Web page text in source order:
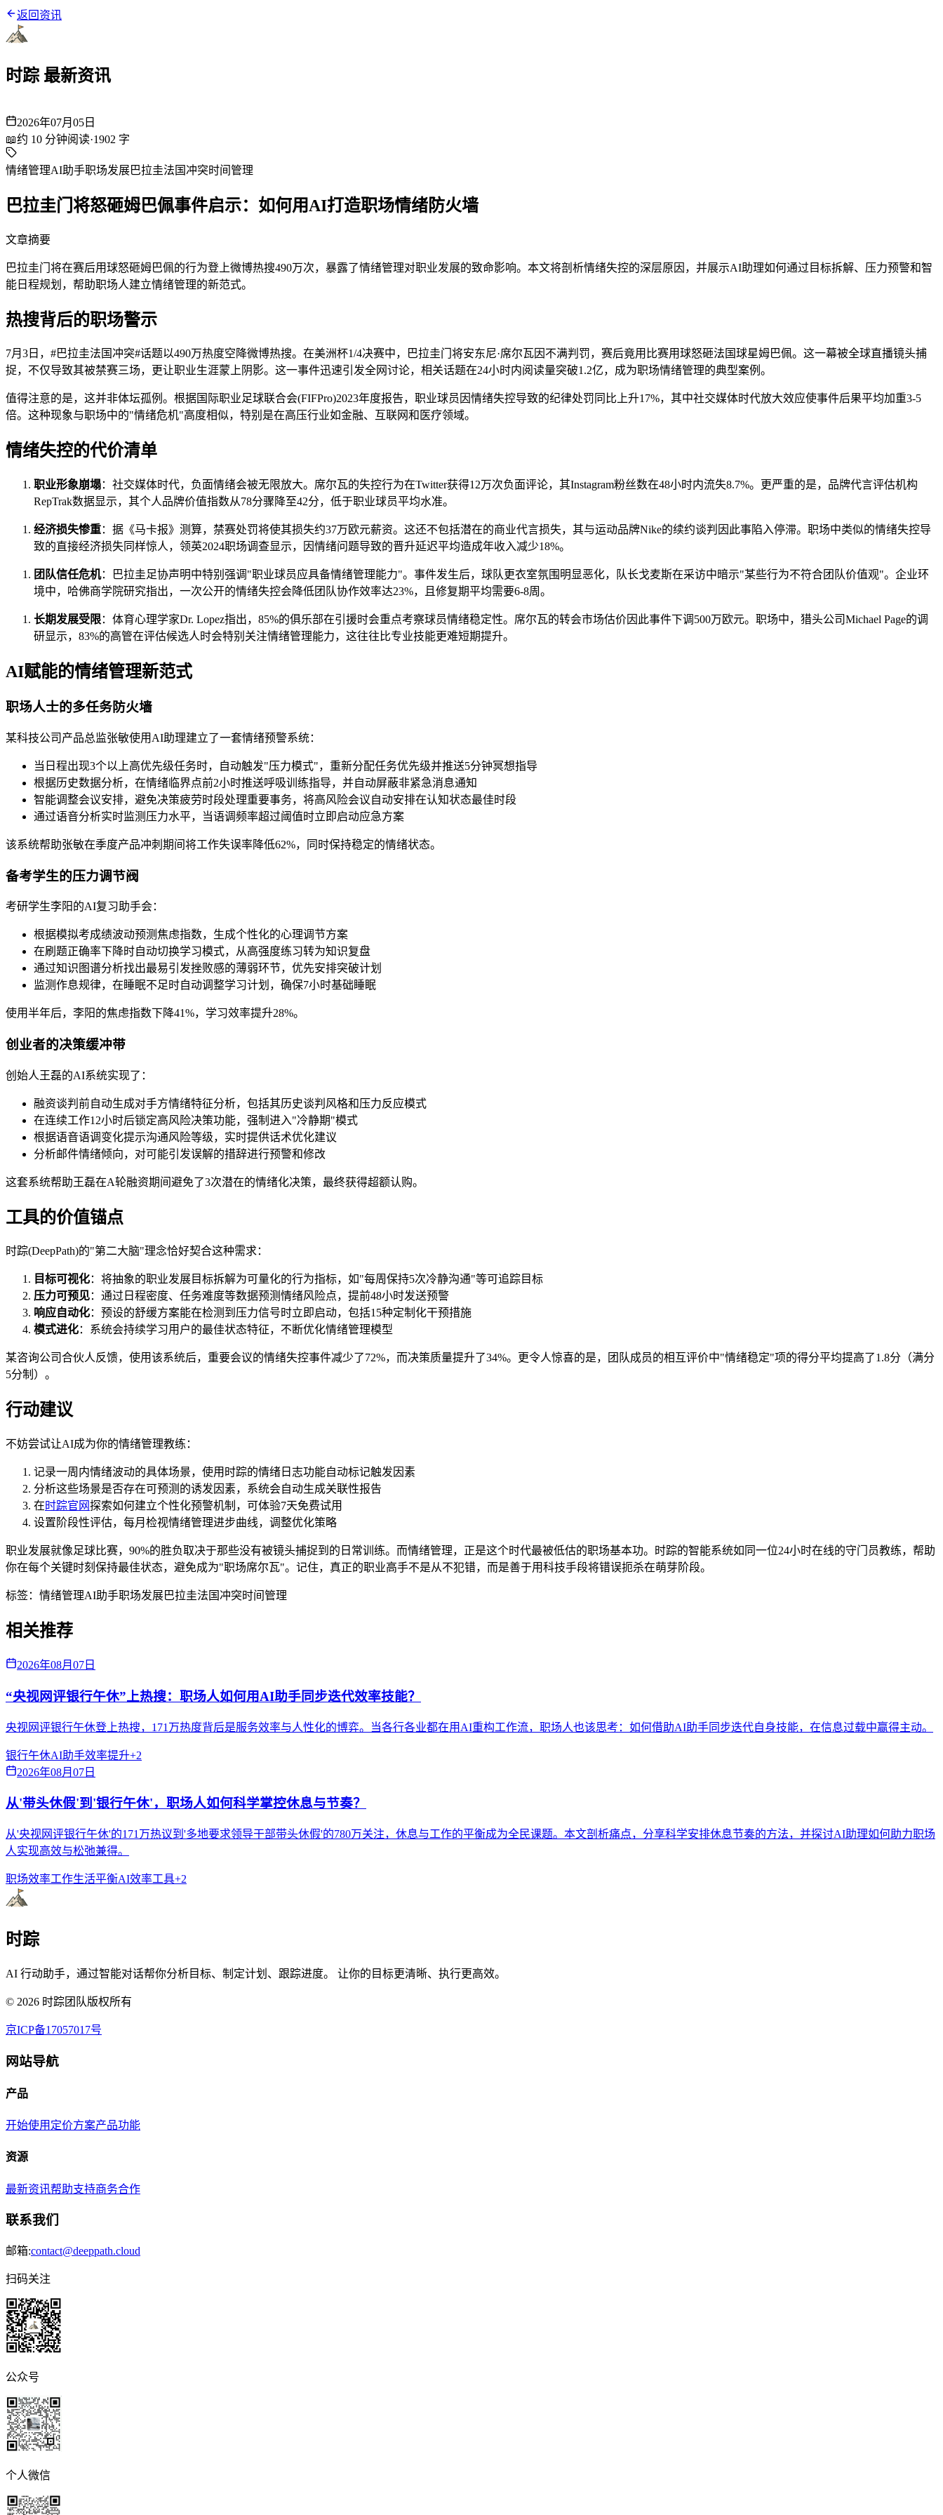
返回资讯
时踪 最新资讯
2026年07月05日
📖约 10 分钟阅读·1902 字
情绪管理AI助手职场发展巴拉圭法国冲突时间管理
巴拉圭门将怒砸姆巴佩事件启示：如何用AI打造职场情绪防火墙
文章摘要
巴拉圭门将在赛后用球怒砸姆巴佩的行为登上微博热搜490万次，暴露了情绪管理对职业发展的致命影响。本文将剖析情绪失控的深层原因，并展示AI助理如何通过目标拆解、压力预警和智
能日程规划，帮助职场人建立情绪管理的新范式。
热搜背后的职场警示
7月3日，#巴拉圭法国冲突#话题以490万热度空降微博热搜。在美洲杯1/4决赛中，巴拉圭门将安东尼·席尔瓦因不满判罚，赛后竟用比赛用球怒砸法国球星姆巴佩。这一幕被全球直播镜头捕
捉，不仅导致其被禁赛三场，更让职业生涯蒙上阴影。这一事件迅速引发全网讨论，相关话题在24小时内阅读量突破1.2亿，成为职场情绪管理的典型案例。
值得注意的是，这并非体坛孤例。根据国际职业足球联合会(FIFPro)2023年度报告，职业球员因情绪失控导致的纪律处罚同比上升17%，其中社交媒体时代放大效应使事件后果平均加重3-5
倍。这种现象与职场中的"情绪危机"高度相似，特别是在高压行业如金融、互联网和医疗领域。
情绪失控的代价清单
职业形象崩塌：社交媒体时代，负面情绪会被无限放大。席尔瓦的失控行为在Twitter获得12万次负面评论，其Instagram粉丝数在48小时内流失8.7%。更严重的是，品牌代言评估机构
RepTrak数据显示，其个人品牌价值指数从78分骤降至42分，低于职业球员平均水准。
经济损失惨重：据《马卡报》测算，禁赛处罚将使其损失约37万欧元薪资。这还不包括潜在的商业代言损失，其与运动品牌Nike的续约谈判因此事陷入停滞。职场中类似的情绪失控导
致的直接经济损失同样惊人，领英2024职场调查显示，因情绪问题导致的晋升延迟平均造成年收入减少18%。
团队信任危机：巴拉圭足协声明中特别强调"职业球员应具备情绪管理能力"。事件发生后，球队更衣室氛围明显恶化，队长戈麦斯在采访中暗示"某些行为不符合团队价值观"。企业环
境中，哈佛商学院研究指出，一次公开的情绪失控会降低团队协作效率达23%，且修复期平均需要6-8周。
长期发展受限：体育心理学家Dr. Lopez指出，85%的俱乐部在引援时会重点考察球员情绪稳定性。席尔瓦的转会市场估价因此事件下调500万欧元。职场中，猎头公司Michael Page的调
研显示，83%的高管在评估候选人时会特别关注情绪管理能力，这往往比专业技能更难短期提升。
AI赋能的情绪管理新范式
职场人士的多任务防火墙
某科技公司产品总监张敏使用AI助理建立了一套情绪预警系统：
当日程出现3个以上高优先级任务时，自动触发"压力模式"，重新分配任务优先级并推送5分钟冥想指导
根据历史数据分析，在情绪临界点前2小时推送呼吸训练指导，并自动屏蔽非紧急消息通知
智能调整会议安排，避免决策疲劳时段处理重要事务，将高风险会议自动安排在认知状态最佳时段
通过语音分析实时监测压力水平，当语调频率超过阈值时立即启动应急方案
该系统帮助张敏在季度产品冲刺期间将工作失误率降低62%，同时保持稳定的情绪状态。
备考学生的压力调节阀
考研学生李阳的AI复习助手会：
根据模拟考成绩波动预测焦虑指数，生成个性化的心理调节方案
在刷题正确率下降时自动切换学习模式，从高强度练习转为知识复盘
通过知识图谱分析找出最易引发挫败感的薄弱环节，优先安排突破计划
监测作息规律，在睡眠不足时自动调整学习计划，确保7小时基础睡眠
使用半年后，李阳的焦虑指数下降41%，学习效率提升28%。
创业者的决策缓冲带
创始人王磊的AI系统实现了：
融资谈判前自动生成对手方情绪特征分析，包括其历史谈判风格和压力反应模式
在连续工作12小时后锁定高风险决策功能，强制进入"冷静期"模式
根据语音语调变化提示沟通风险等级，实时提供话术优化建议
分析邮件情绪倾向，对可能引发误解的措辞进行预警和修改
这套系统帮助王磊在A轮融资期间避免了3次潜在的情绪化决策，最终获得超额认购。
工具的价值锚点
时踪(DeepPath)的"第二大脑"理念恰好契合这种需求：
目标可视化：将抽象的职业发展目标拆解为可量化的行为指标，如"每周保持5次冷静沟通"等可追踪目标
压力可预见：通过日程密度、任务难度等数据预测情绪风险点，提前48小时发送预警
响应自动化：预设的舒缓方案能在检测到压力信号时立即启动，包括15种定制化干预措施
模式进化：系统会持续学习用户的最佳状态特征，不断优化情绪管理模型
某咨询公司合伙人反馈，使用该系统后，重要会议的情绪失控事件减少了72%，而决策质量提升了34%。更令人惊喜的是，团队成员的相互评价中"情绪稳定"项的得分平均提高了1.8分（满分
5分制）。
行动建议
不妨尝试让AI成为你的情绪管理教练：
记录一周内情绪波动的具体场景，使用时踪的情绪日志功能自动标记触发因素
分析这些场景是否存在可预测的诱发因素，系统会自动生成关联性报告
在时踪官网探索如何建立个性化预警机制，可体验7天免费试用
设置阶段性评估，每月检视情绪管理进步曲线，调整优化策略
职业发展就像足球比赛，90%的胜负取决于那些没有被镜头捕捉到的日常训练。而情绪管理，正是这个时代最被低估的职场基本功。时踪的智能系统如同一位24小时在线的守门员教练，帮助
你在每个关键时刻保持最佳状态，避免成为"职场席尔瓦"。记住，真正的职业高手不是从不犯错，而是善于用科技手段将错误扼杀在萌芽阶段。
标签： 情绪管理AI助手职场发展巴拉圭法国冲突时间管理
相关推荐
2026年08月07日
“央视网评银行午休”上热搜：职场人如何用AI助手同步迭代效率技能？
央视网评银行午休登上热搜，171万热度背后是服务效率与人性化的博弈。当各行各业都在用AI重构工作流，职场人也该思考：如何借助AI助手同步迭代自身技能，在信息过载中赢得主动。
银行午休AI助手效率提升+2
2026年08月07日
从'带头休假'到'银行午休'，职场人如何科学掌控休息与节奏？
从'央视网评银行午休'的171万热议到'多地要求领导干部带头休假'的780万关注，休息与工作的平衡成为全民课题。本文剖析痛点，分享科学安排休息节奏的方法，并探讨AI助理如何助力职场
人实现高效与松弛兼得。
职场效率工作生活平衡AI效率工具+2
时踪
AI 行动助手，通过智能对话帮你分析目标、制定计划、跟踪进度。 让你的目标更清晰、执行更高效。
© 2026 时踪团队版权所有
京ICP备17057017号
网站导航
产品
开始使用 定价方案产品功能
资源
最新资讯帮助支持商务合作
联系我们
邮箱:contact@deeppath.cloud
扫码关注
公众号
个人微信